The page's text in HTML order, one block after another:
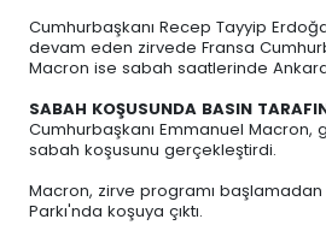
Cumhurbaşkanı Recep Tayyip
devam eden zirvede Fransa
Macron ise sabah saatlerinde
SABAH KOŞUSUNDA BASIN
Cumhurbaşkanı Emmanuel Macron,
sabah koşusunu gerçekleştirdi.
Macron, zirve programı
Parkı'nda koşuya çıktı.